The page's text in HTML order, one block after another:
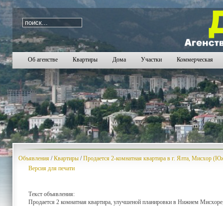
i=1084
Об агенстве Квартиры Дома Участки Коммерческая
Объявления /Квартиры /Продается 2-комнатная квартира в г. Ялта, Мисхор
Версия для печати
Текст объявления:
Продается 2 комнатная квартира, улучшеной планировки в Нижнем